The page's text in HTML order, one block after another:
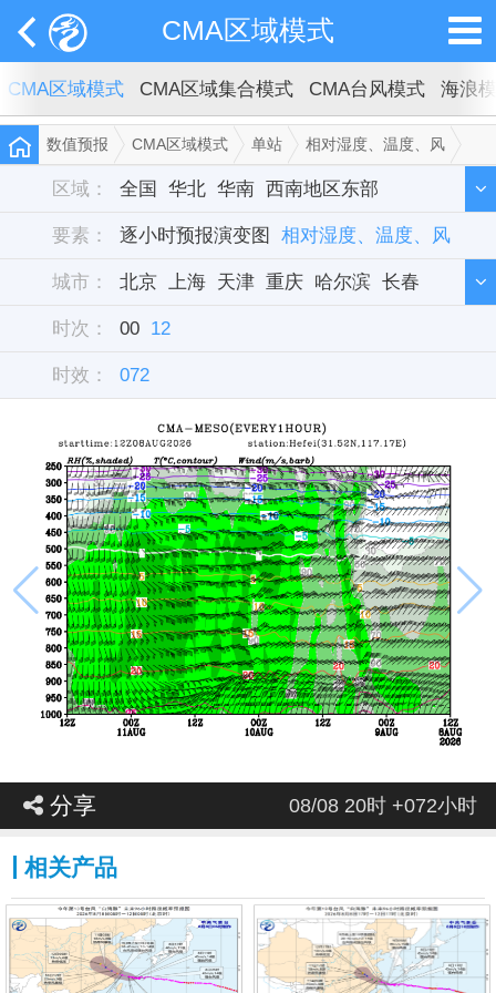
CMA区域模式
CMA区域模式 CMA区域集合模式 CMA台风模式 海浪
数值预报 CMA区域模式 单站 相对湿度、温度、风
合肥
区域： 全国 华北 华南 西南地区东部
西北地区东部 东北 华中 西藏 新疆
华东 单站
要素： 逐小时预报演变图 相对湿度、温度、风
城市： 北京 上海 天津 重庆 哈尔滨 长春
沈阳 呼和浩特
西宁
长沙 南京 成都 贵阳
拉萨 杭州 南昌 广州 福州 台北 海口
香港 澳门
时次： 00 12
时效： 072
分享 08/08 20时 +072小时
相关产品